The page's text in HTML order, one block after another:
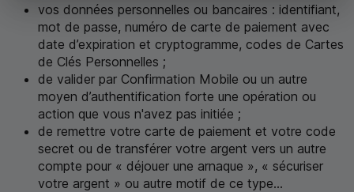
vos données personnelles ou bancaires : identifiant,
mot de passe, numéro de carte de paiement avec
date d’expiration et cryptogramme, codes de Cartes
de Clés Personnelles ;
de valider par Confirmation Mobile ou un autre
moyen d’authentification forte une opération ou
action que vous n'avez pas initiée ;
de remettre votre carte de paiement et votre code
secret ou de transférer votre argent vers un autre
compte pour « déjouer une arnaque », « sécuriser
votre argent » ou autre motif de ce type...